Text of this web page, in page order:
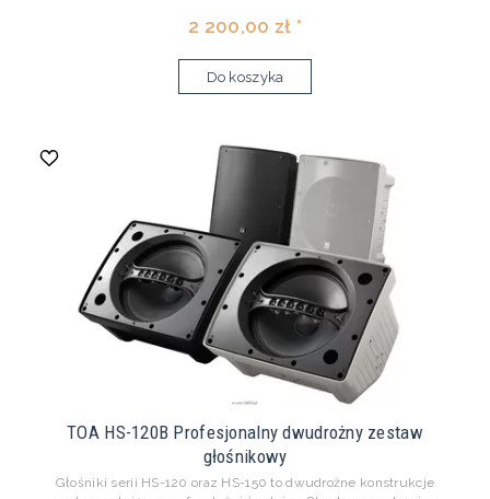
2 200,00 zł *
Do koszyka
TOA HS-120B Profesjonalny dwudrożny zestaw
głośnikowy
Głośniki serii HS-120 oraz HS-150 to dwudrożne konstrukcje